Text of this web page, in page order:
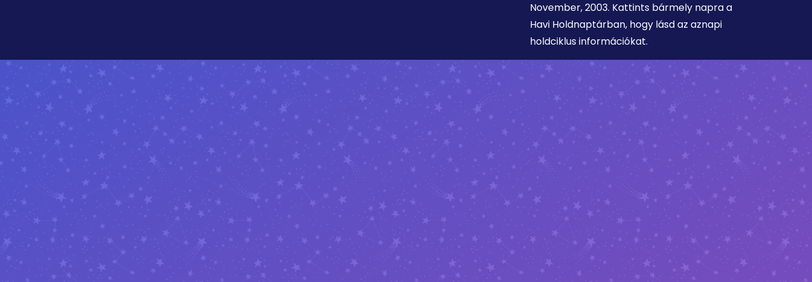
November, 2003. Kattints bármely napra a
Havi Holdnaptárban, hogy lásd az aznapi
holdciklus információkat.